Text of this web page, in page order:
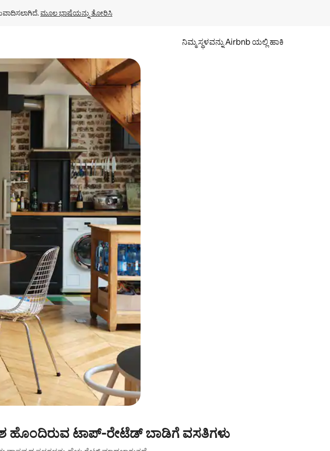
ಮೂಲ ಭಾಷೆಯನ್ನು ತೋರಿಸಿ
ನಿಮ್ಮ ಸ್ಥಳವನ್ನು Airbnb ಯಲ್ಲಿ ಹಾಕಿ
ಗೆಸ್ಚರ್‌ಗಳ ಮೂಲಕ ಅನ್ವೇಷಿಸಿ.
ಹೊಂದಿರುವ ಟಾಪ್-ರೇಟೆಡ್ ಬಾಡಿಗೆ ವಸತಿಗಳು